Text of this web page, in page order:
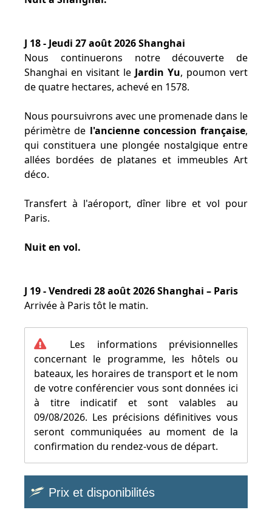
J 18 - Jeudi 27 août 2026 Shanghai
Nous continuerons notre découverte de
Shanghai en visitant le Jardin Yu, poumon vert
de quatre hectares, achevé en 1578.
Nous poursuivrons avec une promenade dans le
périmètre de l'ancienne concession française,
qui constituera une plongée nostalgique entre
allées bordées de platanes et immeubles Art
déco.
Transfert à l'aéroport, dîner libre et vol pour
Paris.
Nuit en vol.
J 19 - Vendredi 28 août 2026 Shanghai – Paris
Arrivée à Paris tôt le matin.
Les informations prévisionnelles
concernant le programme, les hôtels ou
bateaux, les horaires de transport et le nom
de votre conférencier vous sont données ici
à titre indicatif et sont valables au
09/08/2026. Les précisions définitives vous
seront communiquées au moment de la
confirmation du rendez-vous de départ.
Prix et disponibilités